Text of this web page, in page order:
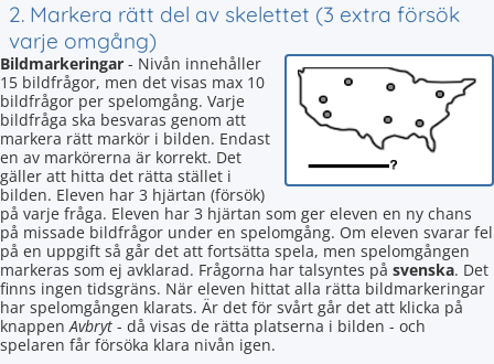
2. Markera rätt del av skelettet (3 extra försök
varje omgång)
Bildmarkeringar - Nivån innehåller
15 bildfrågor, men det visas max 10
bildfrågor per spelomgång. Varje
bildfråga ska besvaras genom att
markera rätt markör i bilden. Endast
en av markörerna är korrekt. Det
gäller att hitta det rätta stället i
bilden. Eleven har 3 hjärtan (försök)
på varje fråga. Eleven har 3 hjärtan som ger eleven en ny chans
på missade bildfrågor under en spelomgång. Om eleven svarar fel
på en uppgift så går det att fortsätta spela, men spelomgången
markeras som ej avklarad. Frågorna har talsyntes på svenska. Det
finns ingen tidsgräns. När eleven hittat alla rätta bildmarkeringar
har spelomgången klarats. Är det för svårt går det att klicka på
knappenAvbryt - då visas de rätta platserna i bilden - och
spelaren får försöka klara nivån igen.